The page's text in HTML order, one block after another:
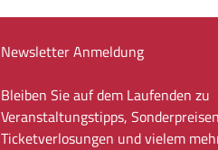
Newsletter Anmeldung
Bleiben Sie auf dem Laufenden zu
Veranstaltungstipps,
Ticketverlosungen und vielem